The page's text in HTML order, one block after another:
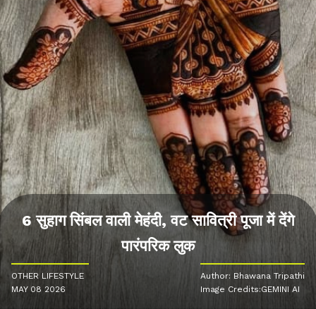
6 सुहाग सिंबल वाली मेहंदी, वट सावित्री पूजा में देंगे
पारंपरिक लुक
OTHER LIFESTYLE
MAY 08 2026
Author: Bhawana Tripathi
Image Credits:GEMINI AI